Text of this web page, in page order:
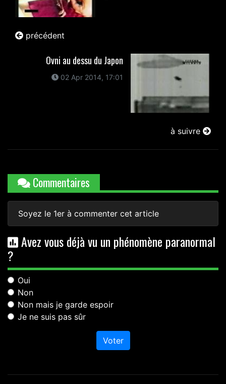
précédent
Ovni au dessu du Japon
02 Apr 2014, 17:01
à suivre
Commentaires
Soyez le 1er à commenter cet article
Avez vous déjà vu un phénomène paranormal
?
Oui
Non
Non mais je garde espoir
Je ne suis pas sûr
Voter